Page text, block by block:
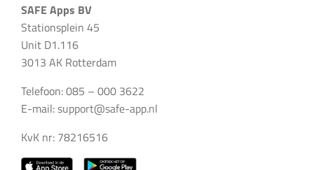
SAFE Apps BV
Stationsplein 45
Unit D1.116
3013 AK Rotterdam
Telefoon: 085 – 000 3622
E-mail:support@safe-app.nl
KvK nr: 78216516